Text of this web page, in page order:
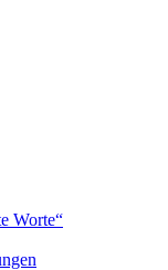
Worte“